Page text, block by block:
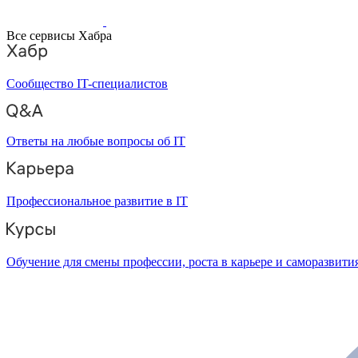
Все сервисы Хабра
Сообщество IT-специалистов
Ответы на любые вопросы об IT
Профессиональное развитие в IT
Обучение для смены профессии, роста в карьере и